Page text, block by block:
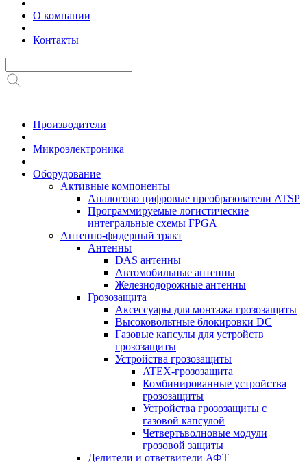
О компании
Контакты
Производители
Микроэлектроника
Оборудование
Активные компоненты
Аналогово цифровые преобразователи ATSP
Программируемые логистические
интегральные схемы FPGA
Антенно-фидерный тракт
Антенны
DAS антенны
Автомобильные антенны
Железнодорожные антенны
Грозозащита
Аксессуары для монтажа грозозащиты
Высоковольтные блокировки DC
Газовые капсулы для устройств
грозозащиты
Устройства грозозащиты
ATEX-грозозащита
Комбинированные устройства
грозозащиты
Устройства грозозащиты с
газовой капсулой
Четвертьволновые модули
грозовой защиты
Делители и ответвители АФТ